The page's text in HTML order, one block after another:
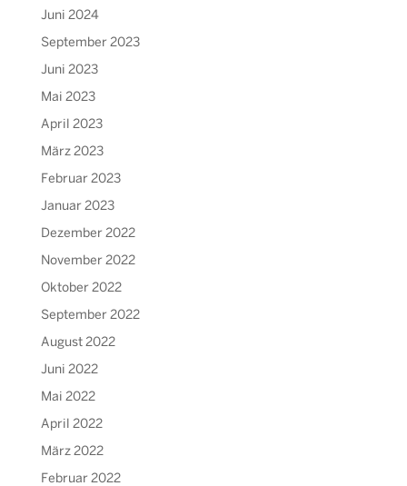
Juni 2024
September 2023
Juni 2023
Mai 2023
April 2023
März 2023
Februar 2023
Januar 2023
Dezember 2022
November 2022
Oktober 2022
September 2022
August 2022
Juni 2022
Mai 2022
April 2022
März 2022
Februar 2022